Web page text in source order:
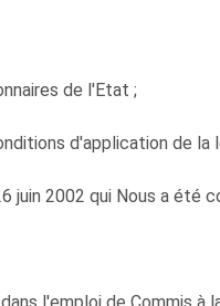
de l'Etat ;
d'application de la
juin 2002 qui Nous a été